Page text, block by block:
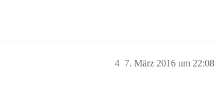
7. März 2016 um 22:08
4